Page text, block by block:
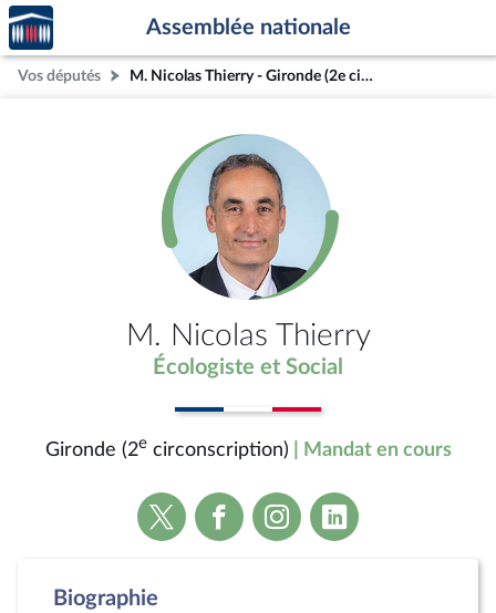
Aller au contenu
Aller en bas de la page
Accèder
à la
page
d'accueil
Assemblée nationale
Vos députés M. Nicolas Thierry - Gironde (2e circonscription)
M. Nicolas Thierry
Écologiste et Social
Gironde (2ecirconscription) | Mandat en cours
Voir
la
Voir
la
Voir
la
Voir
la
Biographie